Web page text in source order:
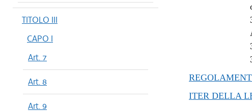
TITOLO III
CAPO I
Art. 7
Art. 8
Art. 9
ITER DELLA